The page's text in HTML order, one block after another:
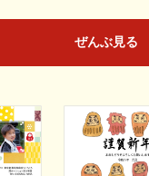
ぜんぶ見る